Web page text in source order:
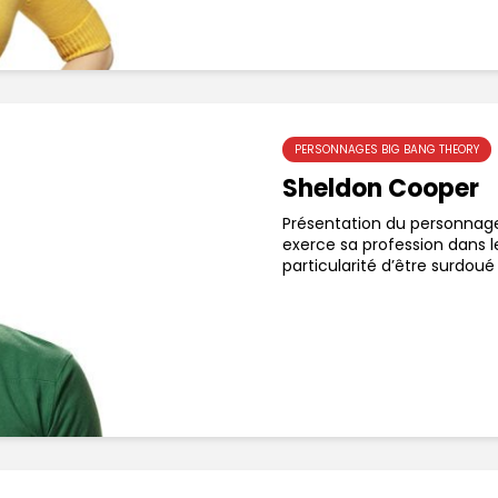
PERSONNAGES BIG BANG THEORY
Sheldon Cooper
Présentation du
exerce sa profession dans
particularité d’être surdoué